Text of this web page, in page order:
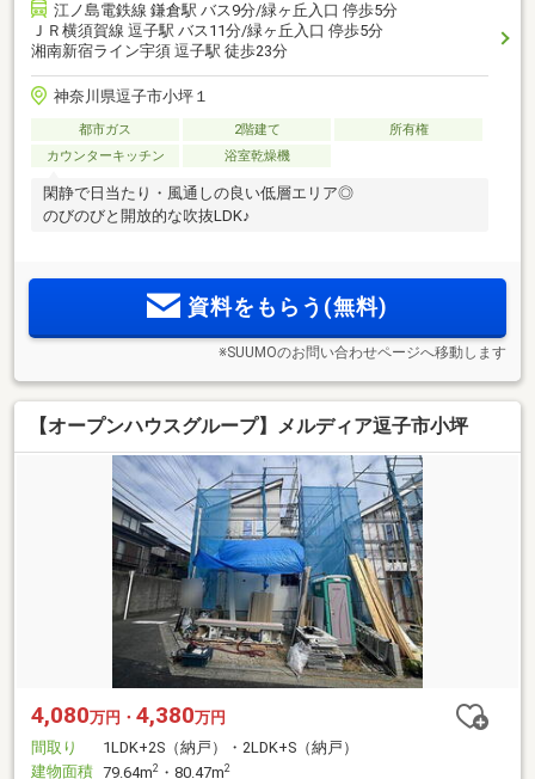
江ノ島電鉄線 鎌倉駅 バス9分/緑ヶ丘入口 停歩5分
ＪＲ横須賀線 逗子駅 バス11分/緑ヶ丘入口 停歩5分
湘南新宿ライン宇須 逗子駅 徒歩23分
神奈川県逗子市小坪１
都市ガス 2階建て
所有権
カウンターキッチン
浴室乾燥機
閑静で日当たり・風通しの良い低層エリア◎
のびのびと開放的な吹抜LDK♪
資料をもらう(無料)
※SUUMOのお問い合わせページへ移動します
【オープンハウスグループ】メルディア逗子市小坪
4,080万円・ 4,380万円
間取り
1LDK+2S（納戸）・2LDK+S（納戸）
建物面積 79.64m2 ・80.47m2